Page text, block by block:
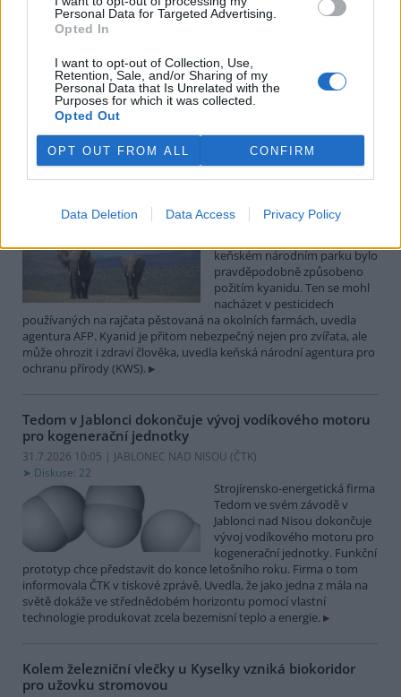
Personal Data for Targeted Advertising.
Opted In
I want to opt-out of Collection, Use,
Retention, Sale, and/or Sharing of my
Personal Data that Is Unrelated with the
Purposes for which it was collected.
Opted Out
OPT OUT FROM ALL CONFIRM
Data Deletion Data Access Privacy Policy
krajině mohou podle ochránců
přírody lidé v nastupujících
do zahrad, omezením sekání trávníků nebo vynecháním kypření
půdy. Zlepšit je podle ochránců potřeba také hospodaření s vodou,
včetně systémových kroků pro zadržování vody v krajině, uvedl
Český svaz ochránců přírody (ČSOP).
Úmrtí 15 slonů v Keni zřejmě způsobil kyanid z
pesticidů na rajčata, uvedla AFP
31.7.2026 10:49 ( ČTK
Diskuse: 2
keňském národním parku bylo
pravděpodobně způsobeno
požitím kyanidu. Ten se mohl
nacházet v pesticidech
používaných na rajčata pěstovaná na okolních farmách, uvedla
agentura AFP. Kyanid je přitom nebezpečný nejen pro zvířata, ale
může ohrozit i zdraví člověka, uvedla keňská národní agentura pro
ochranu přírody (KWS).
Tedom v Jablonci dokončuje vývoj vodíkového motoru
pro kogenerační jednotky
31.7.2026 10:05 | JABLONEC NAD NISOU (ČTK)
Diskuse: 22
Strojírensko-energetická firma
Tedom ve svém závodě v
Jablonci nad Nisou dokončuje
vývoj vodíkového motoru pro
kogenerační jednotky. Funkční
prototyp chce představit do konce letošního roku. Firma o tom
informovala ČTK v tiskové zprávě. Uvedla, že jako jedna z mála na
světě dokáže ve střednědobém horizontu pomocí vlastní
technologie produkovat zcela bezemisní teplo a energie.
Kolem železniční vlečky u Kyselky vzniká biokoridor
pro užovku stromovou